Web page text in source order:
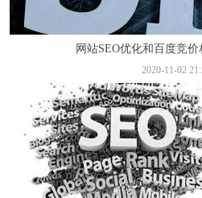
网站SEO优化和百度竞
2020-11-02